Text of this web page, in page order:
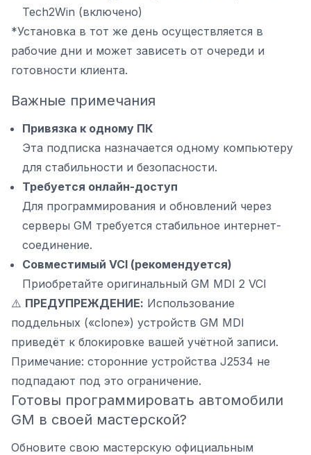
Tech2Win (включено)
*Установка в тот же день осуществляется в
рабочие дни и может зависеть от очереди и
готовности клиента.
Важные примечания
Привязка к одному ПК
Эта подписка назначается одному компьютеру
для стабильности и безопасности.
Требуется онлайн-доступ
Для программирования и обновлений через
серверы GM требуется стабильное интернет-
соединение.
Совместимый VCI (рекомендуется)
Приобретайте оригинальный GM MDI 2 VCI
⚠️ ПРЕДУПРЕЖДЕНИЕ: Использование
поддельных («clone») устройств GM MDI
приведёт к блокировке вашей учётной записи.
Примечание: сторонние устройства J2534 не
подпадают под это ограничение.
Готовы программировать автомобили
GM в своей мастерской?
Обновите свою мастерскую официальным